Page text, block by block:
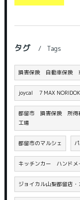
タグ Tags
損害保険 自動車保険
joycal ７MAX
都留市 損害保険 所得
工場
都留市のマルシェ
キッチンカー ハンドメ
ジョイカル山梨都留店